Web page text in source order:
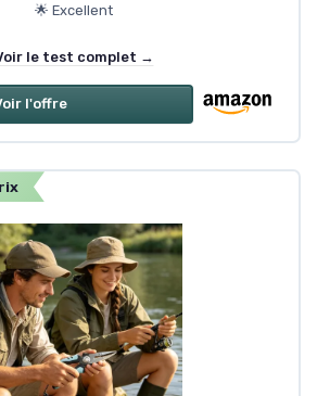
🌟 Excellent
le test complet →
l'offre